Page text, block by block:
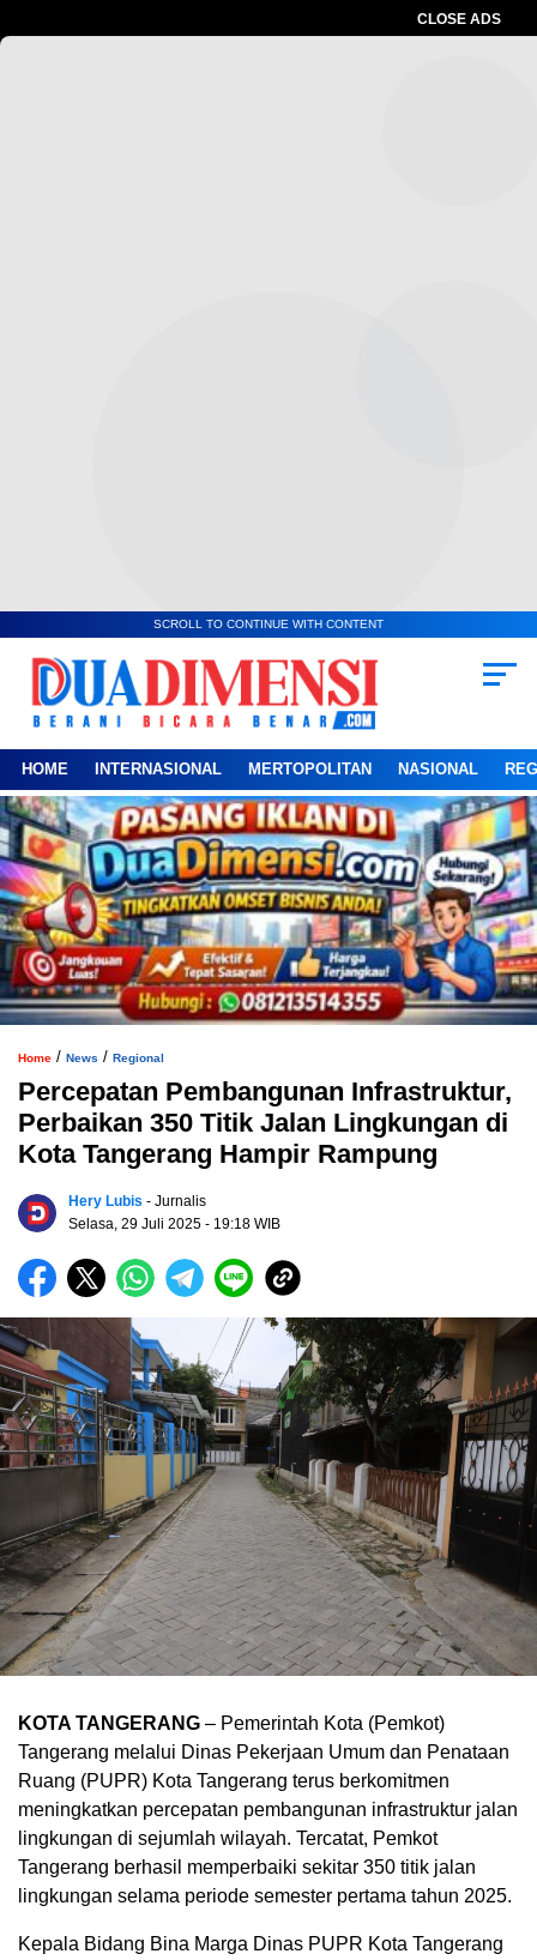
CLOSE ADS
SCROLL TO CONTINUE WITH CONTENT
HOME INTERNASIONAL MERTOPOLITAN NASIONAL
Home / News / Regional
Percepatan Pembangunan Infrastruktur,
Perbaikan 350 Titik Jalan Lingkungan di
Kota Tangerang Hampir Rampung
Hery Lubis - Jurnalis
Selasa, 29 Juli 2025 - 19:18 WIB
KOTA TANGERANG – Pemerintah Kota (Pemkot)
Tangerang melalui Dinas Pekerjaan Umum dan Penataan
Ruang (PUPR) Kota Tangerang terus berkomitmen
meningkatkan percepatan pembangunan infrastruktur jalan
lingkungan di sejumlah wilayah. Tercatat, Pemkot
Tangerang berhasil memperbaiki sekitar 350 titik jalan
lingkungan selama periode semester pertama tahun 2025.
Kepala Bidang Bina Marga Dinas PUPR Kota Tangerang